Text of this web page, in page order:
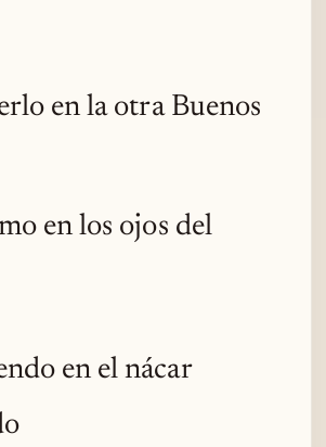
en la otra Buenos
en los ojos del
en el nácar